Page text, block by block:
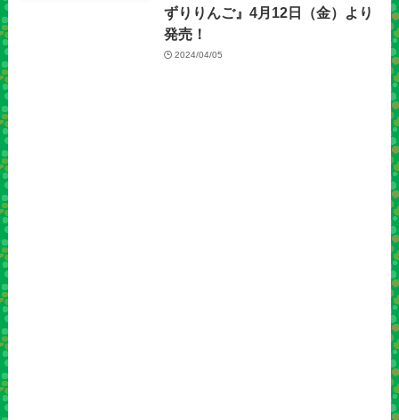
ずりりんご』4月12日（金）より
発売！
2024/04/05